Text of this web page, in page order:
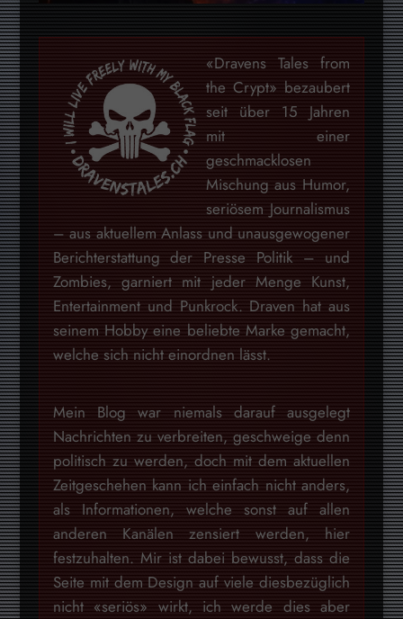
«Dravens Tales from
the Crypt» bezaubert
seit über 15 Jahren
mit einer
geschmacklosen
Mischung aus Humor,
seriösem Journalismus
– aus aktuellem Anlass und unausgewogener
Berichterstattung der Presse Politik – und
Zombies, garniert mit jeder Menge Kunst,
Entertainment und Punkrock. Draven hat aus
seinem Hobby eine beliebte Marke gemacht,
welche sich nicht einordnen lässt.
Mein Blog war niemals darauf ausgelegt
Nachrichten zu verbreiten, geschweige denn
politisch zu werden, doch mit dem aktuellen
Zeitgeschehen kann ich einfach nicht anders,
als Informationen, welche sonst auf allen
anderen Kanälen zensiert werden, hier
festzuhalten. Mir ist dabei bewusst, dass die
Seite mit dem Design auf viele diesbezüglich
nicht «seriös» wirkt, ich werde dies aber